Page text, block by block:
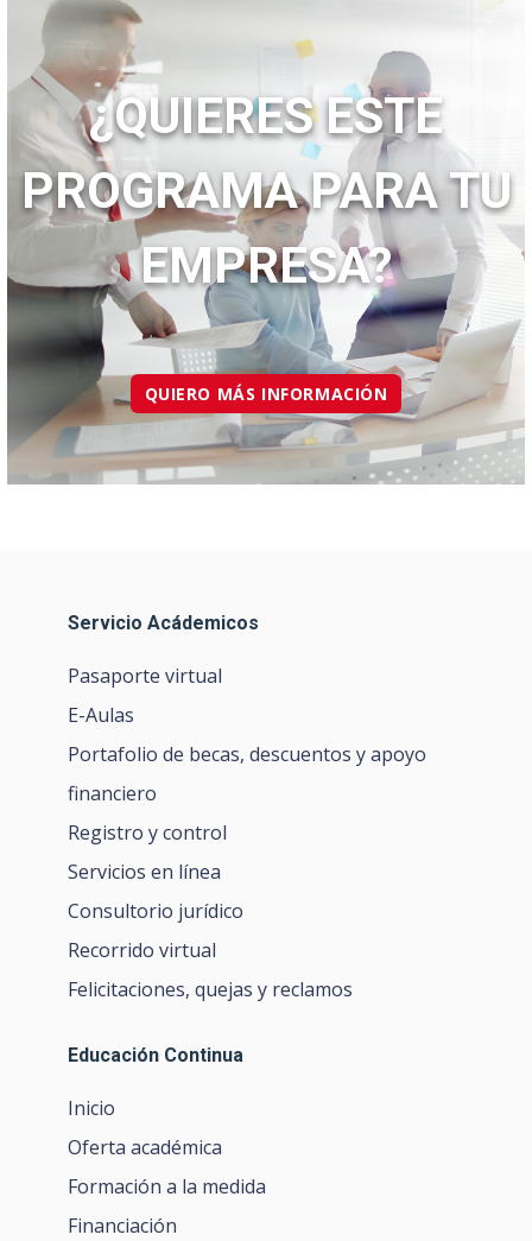
¿QUIERES ESTE
PROGRAMA PARA TU
EMPRESA?
QUIERO MÁS INFORMACIÓN
Servicio Acádemicos
Pasaporte virtual
E-Aulas
Portafolio de becas, descuentos y apoyo
financiero
Registro y control
Servicios en línea
Consultorio jurídico
Recorrido virtual
Felicitaciones, quejas y reclamos
Educación Continua
Inicio
Oferta académica
Formación a la medida
Financiación